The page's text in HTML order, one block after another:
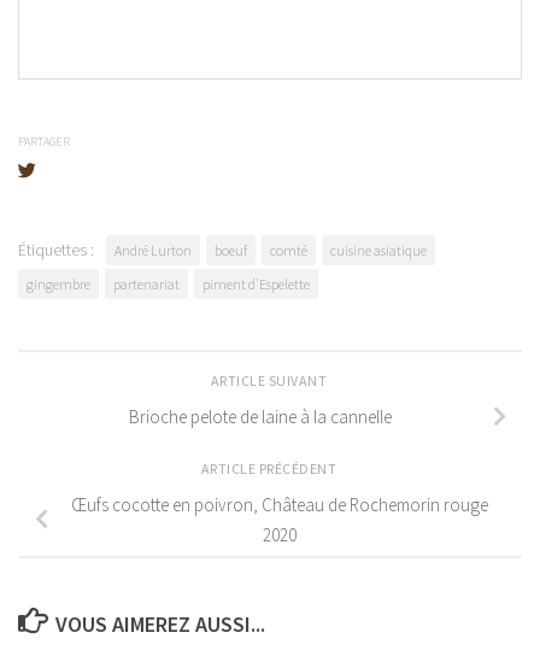
PARTAGER
Étiquettes : André Lurton boeuf comté
cuisine asiatique
gingembre
partenariat piment d'Espelette
ARTICLE SUIVANT
Brioche pelote de laine à la cannelle
ARTICLE PRÉCÉDENT
Œufs cocotte en poivron, Château de Rochemorin rouge
2020
VOUS AIMEREZ AUSSI...